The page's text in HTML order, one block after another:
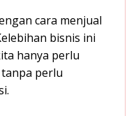
cara menjual
bisnis ini
hanya perlu
perlu